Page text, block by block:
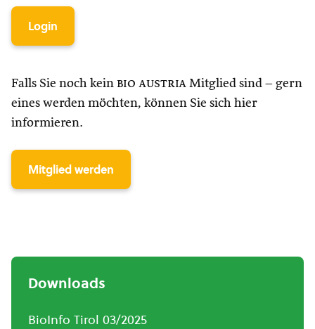
Login
Falls Sie noch kein bio austria Mitglied sind – gern
eines werden möchten, können Sie sich hier
informieren.
Mitglied werden
Downloads
BioInfo Tirol 03/2025